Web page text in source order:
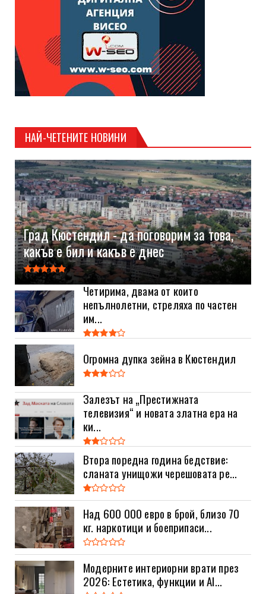
НАЙ-ЧЕТЕНИТЕ НОВИНИ
Град Кюстендил - да поговорим за това,
какъв е бил и какъв е днес
Четирима, двама от които
непълнолетни, стреляха по частен
им...
Огромна дупка зейна в Кюстендил
Залезът на „Престижната
телевизия“ и новата златна ера на
ки...
Втора поредна година бедствие:
сланата унищожи черешовата ре...
Над 600 000 евро в брой, близо 70
кг. наркотици и боеприпаси...
Модерните интериорни врати през
2026: Естетика, функции и AI...